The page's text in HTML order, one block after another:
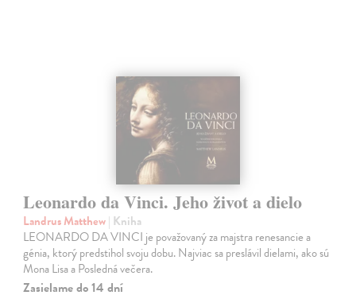
Leonardo da Vinci. Jeho život a dielo
Landrus Matthew| Kniha
LEONARDO DA VINCI je považovaný za majstra renesancie a
génia, ktorý predstihol svoju dobu. Najviac sa preslávil dielami, ako sú
Mona Lisa a Posledná večera.
Zasielame do 14 dní